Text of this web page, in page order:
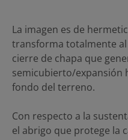
La imagen es de
transforma totalmente al
cierre de chapa que
semicubierto/expansión
fondo del terreno.
Con respecto a la
el abrigo que protege la